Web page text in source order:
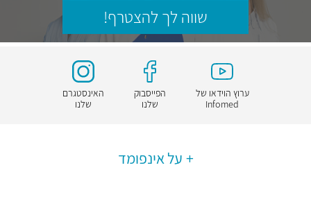
שווה לך להצטרף!
ערוץ הוידאו של
Infomed
הפייסבוק
שלנו
האינסטגרם
שלנו
על אינפומד